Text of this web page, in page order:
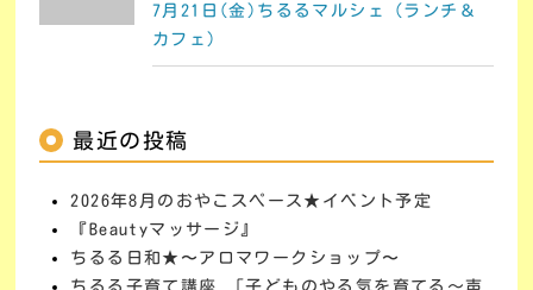
7月21日(金)ちるるマルシェ（ランチ＆
カフェ）
最近の投稿
2026年8月のおやこスペース★イベント予定
『Beautyマッサージ』
ちるる日和★〜アロマワークショップ〜
ちるる子育て講座 「子どものやる気を育てる～声